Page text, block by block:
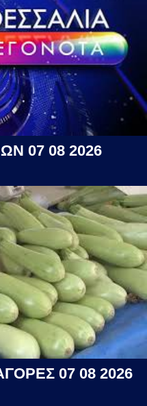
07 08 2026
07 08 2026